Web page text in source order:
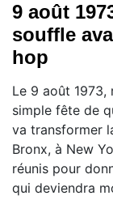
9 août
souffle
hop
Le 9 août 1973,
simple fête de
va transformer
Bronx, à New
réunis pour
qui deviendra